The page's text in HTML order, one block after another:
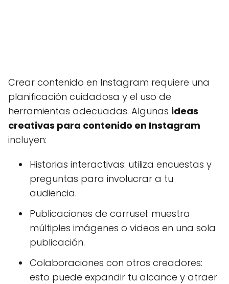
Crear contenido en Instagram requiere una
planificación cuidadosa y el uso de
herramientas adecuadas. Algunas ideas
creativas para contenido en Instagram
incluyen:
Historias interactivas: utiliza encuestas y
preguntas para involucrar a tu
audiencia.
Publicaciones de carrusel: muestra
múltiples imágenes o videos en una sola
publicación.
Colaboraciones con otros creadores:
esto puede expandir tu alcance y atraer